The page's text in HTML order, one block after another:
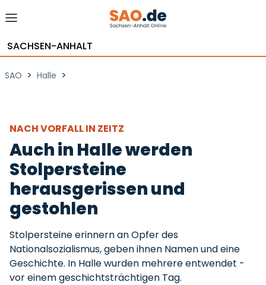
SACHSEN-ANHALT
SAO > Halle >
NACH VORFALL IN ZEITZ
Auch in Halle werden
Stolpersteine
herausgerissen und
gestohlen
Stolpersteine erinnern an Opfer des
Nationalsozialismus, geben ihnen Namen und eine
Geschichte. In Halle wurden mehrere entwendet -
vor einem geschichtsträchtigen Tag.